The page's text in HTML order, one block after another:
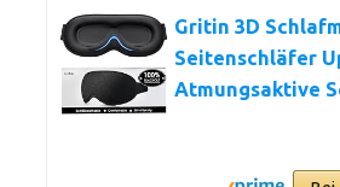
Gritin 3D
Seitenschläfer
Atmungsaktive